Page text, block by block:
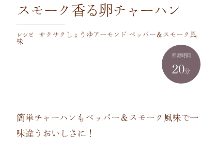
レシピ サクサクしょうゆアーモンド ペッパー＆スモーク風
味
スモーク香る卵チャーハン
所要時間
20分
簡単チャーハンもペッパー＆スモーク風味で一
味違うおいしさに！